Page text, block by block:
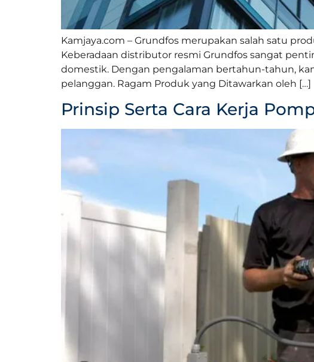
Kamjaya.com – Grundfos merupakan salah satu
Keberadaan distributor resmi Grundfos sangat
domestik. Dengan pengalaman bertahun-tahun,
pelanggan. Ragam Produk yang Ditawarkan oleh […]
Prinsip Serta Cara Kerja